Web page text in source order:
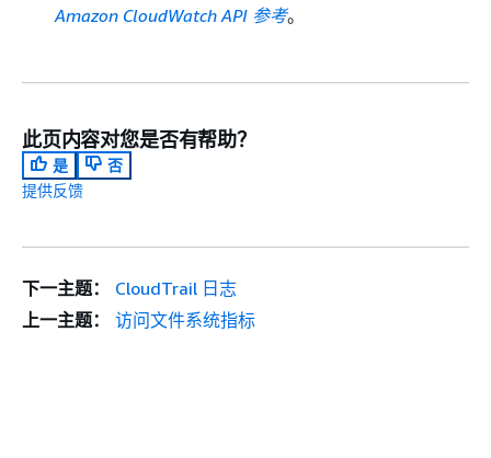
Amazon CloudWatch API 参考。
此页内容对您是否有帮助？
是
否
提供反馈
下一主题：
CloudTrail 日志
上一主题：
访问文件系统指标